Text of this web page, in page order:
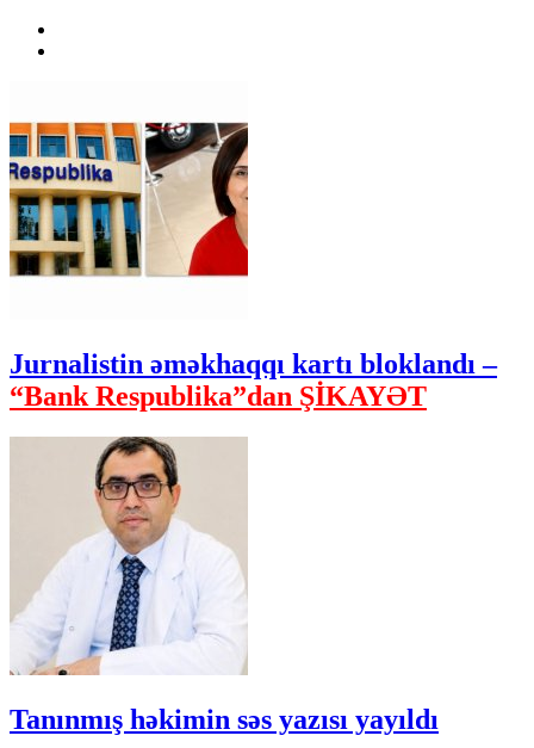
Jurnalistin əməkhaqqı kartı bloklandı –
“Bank Respublika”dan ŞİKAYƏT
Tanınmış həkimin səs yazısı yayıldı